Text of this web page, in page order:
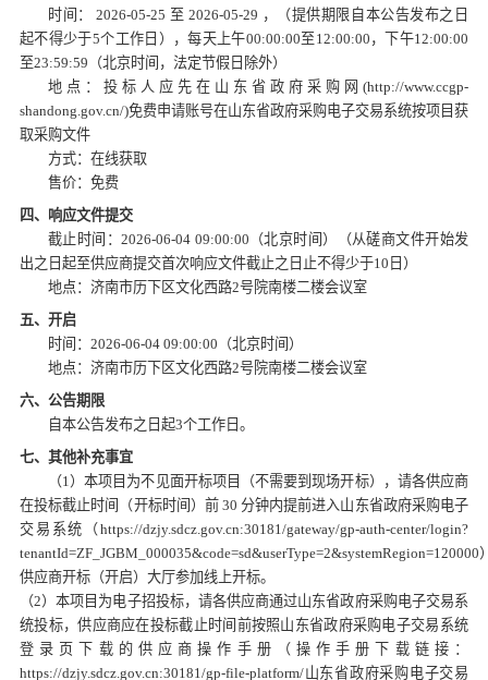
时间：
2026-05-25 至 2026-05-29 ，（提供期限自本公告发布之日
起不得少于5个工作日），每天上午00:00:00至12:00:00，下午12:00:00
至23:59:59（北京时间，法定节假日除外）
地点：投标人应先在山东省政府采购网 (http://www.ccgp-
shandong.gov.cn/)免费申请账号在山东省政府采购电子交易系统按项目获
取采购文件
方式：在线获取
售价：免费
四、响应文件提交
截止时间：2026-06-04 09:00:00（北京时间）（从磋商文件开始发
出之日起至供应商提交首次响应文件截止之日止不得少于10日）
地点：济南市历下区文化西路2号院南楼二楼会议室
五、开启
时间： 2026-06-04 09:00:00（北京时间）
地点：济南市历下区文化西路2号院南楼二楼会议室
六、公告期限
自本公告发布之日起3个工作日。
七、其他补充事宜
（1）本项目为不见面开标项目（不需要到现场开标），请各供应商
在投标截止时间（开标时间）前 30 分钟内提前进入山东省政府采购电子
交易系统（https://dzjy.sdcz.gov.cn:30181/gateway/gp-auth-center/login?
tenantId=ZF_JGBM_000035&code=sd&userType=2&systemRegion=120000
供应商开标（开启）大厅参加线上开标。
（2）本项目为电子招投标，请各供应商通过山东省政府采购电子交易系
统投标，供应商应在投标截止时间前按照山东省政府采购电子交易系统
登录页下载的供应商操作手册（操作手册下载链接：
https://dzjy.sdcz.gov.cn:30181/gp-file-platform/山东省政府采购电子交易